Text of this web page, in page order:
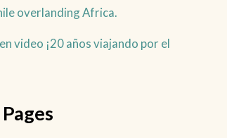
overlanding Africa.
video ¡20 años viajando por el